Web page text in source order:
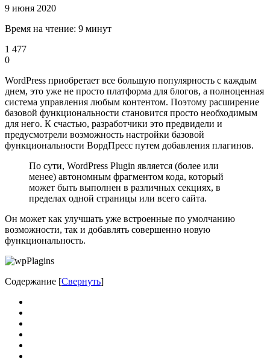
9 июня 2020
Время на чтение: 9 минут
1 477
0
WordPress приобретает все большую популярность с каждым
днем, это уже не просто платформа для блогов, а полноценная
система управления любым контентом. Поэтому расширение
базовой функциональности становится просто необходимым
для него. К счастью, разработчики это предвидели и
предусмотрели возможность настройки базовой
функциональности ВордПресс путем добавления плагинов.
По сути, WordPress Plugin является (более или
менее) автономным фрагментом кода, который
может быть выполнен в различных секциях, в
пределах одной страницы или всего сайта.
Он может как улучшать уже встроенные по умолчанию
возможности, так и добавлять совершенно новую
функциональность.
Содержание [Свернуть]